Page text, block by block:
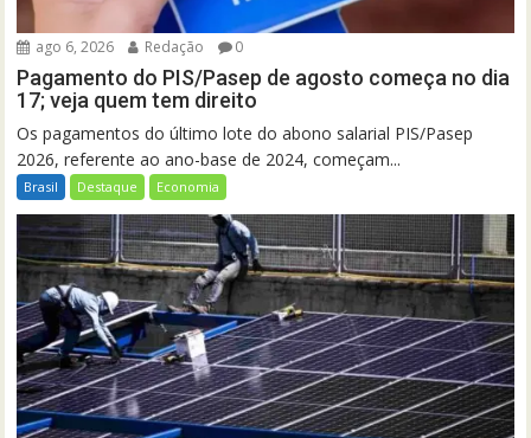
ago 6, 2026 Redação 0
Pagamento do PIS/Pasep de agosto começa no dia
17; veja quem tem direito
Os pagamentos do último lote do abono salarial PIS/Pasep
2026, referente ao ano-base de 2024, começam...
Brasil Destaque Economia